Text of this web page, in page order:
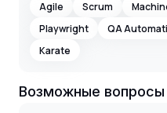
Agile Scrum
Playwright
QA
Karate
Возможные вопросы